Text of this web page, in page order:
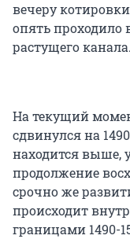
вечеру
опять проходило
растущего канала.
На текущий
сдвинулся на
находится выше,
продолжение
срочно же
происходит
границами 1490-